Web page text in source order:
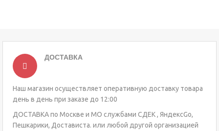
ДОСТАВКА
Наш магазин осуществляет оперативную доставку товара
день в день при заказе до 12:00
ДОСТАВКА по Москве и МО службами СДЕК , ЯндексGo,
Пешкарики, Достависта. или любой другой организацией